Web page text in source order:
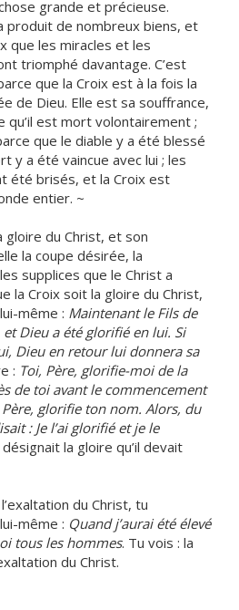
grande et précieuse.
produit de nombreux biens, et
que les miracles et les
triomphé davantage. C’est
que la Croix est à la fois la
de Dieu. Elle est sa souffrance,
qu’il est mort volontairement ;
que le diable y a été blessé
y a été vaincue avec lui ; les
été brisés, et la Croix est
entier. ~
gloire du Christ, et son
la coupe désirée, la
supplices que le Christ a
la Croix soit la gloire du Christ,
même : Maintenant le Fils de
Dieu a été glorifié en lui. Si
Dieu en retour lui donnera sa
: Toi, Père, glorifie-moi de la
de toi avant le commencement
Père, glorifie ton nom. Alors, du
: Je l’ai glorifié et je le
désignait la gloire qu’il devait
du Christ, tu
même : Quand j’aurai été élevé
tous les hommes. Tu vois : la
du Christ.